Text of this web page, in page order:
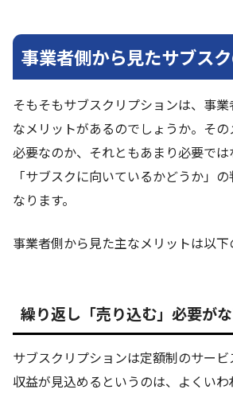
事業者側から見たサブス
そもそもサブスクリプションは、事
なメリットがあるのでしょうか。そ
必要なのか、それともあまり必要では
「サブスクに向いているかどうか」
なります。
事業者側から見た主なメリットは以下
繰り返し「売り込む」必要が
サブスクリプションは定額制のサー
収益が見込めるというのは、よくいわ